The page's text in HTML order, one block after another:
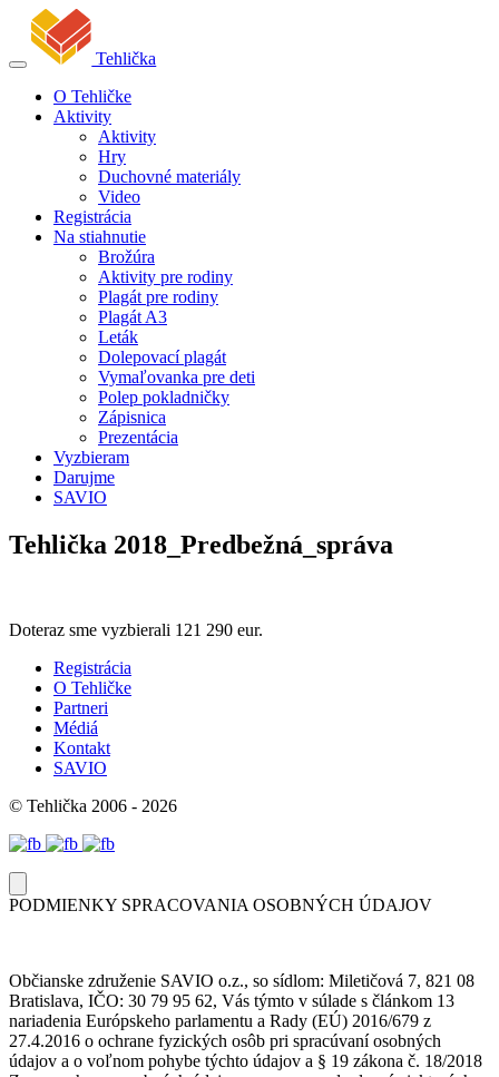
Tehlička
O Tehličke
Aktivity
Aktivity
Hry
Duchovné materiály
Video
Registrácia
Na stiahnutie
Brožúra
Aktivity pre rodiny
Plagát pre rodiny
Plagát A3
Leták
Dolepovací plagát
Vymaľovanka pre deti
Polep pokladničky
Zápisnica
Prezentácia
Vyzbieram
Darujme
SAVIO
Tehlička 2018_Predbežná_správa
Doteraz sme vyzbierali 121 290 eur.
Registrácia
O Tehličke
Partneri
Médiá
Kontakt
SAVIO
© Tehlička 2006 - 2026
PODMIENKY SPRACOVANIA OSOBNÝCH ÚDAJOV
Občianske združenie SAVIO o.z., so sídlom: Miletičová 7, 821 08
Bratislava, IČO: 30 79 95 62, Vás týmto v súlade s článkom 13
nariadenia Európskeho parlamentu a Rady (EÚ) 2016/679 z
27.4.2016 o ochrane fyzických osôb pri spracúvaní osobných
údajov a o voľnom pohybe týchto údajov a § 19 zákona č. 18/2018